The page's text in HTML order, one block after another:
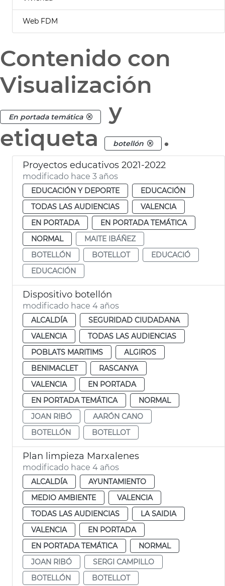
Web FDM
Contenido con
Visualización
En portada temática
y
etiqueta
botellón .
Proyectos educativos 2021-2022
modificado hace 3 años
EDUCACIÓN Y DEPORTE
EDUCACIÓN
TODAS LAS AUDIENCIAS
VALENCIA
EN PORTADA
EN PORTADA TEMÁTICA
NORMAL
MAITE IBÁÑEZ
BOTELLÓN
BOTELLOT
EDUCACIÓ
EDUCACIÓN
Dispositivo botellón
modificado hace 4 años
ALCALDÍA
SEGURIDAD CIUDADANA
VALENCIA
TODAS LAS AUDIENCIAS
POBLATS MARITIMS
ALGIROS
BENIMACLET
RASCANYA
VALENCIA
EN PORTADA
EN PORTADA TEMÁTICA
NORMAL
JOAN RIBÓ
AARÓN CANO
BOTELLÓN
BOTELLOT
Plan limpieza Marxalenes
modificado hace 4 años
ALCALDÍA
AYUNTAMIENTO
MEDIO AMBIENTE
VALENCIA
TODAS LAS AUDIENCIAS
LA SAIDIA
VALENCIA
EN PORTADA
EN PORTADA TEMÁTICA
NORMAL
JOAN RIBÓ
SERGI CAMPILLO
BOTELLÓN
BOTELLOT